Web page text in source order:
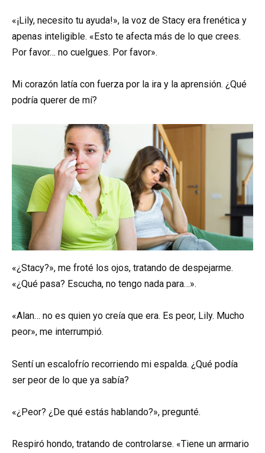
«¡Lily, necesito tu ayuda!», la voz de Stacy era frenética y
apenas inteligible. «Esto te afecta más de lo que crees.
Por favor… no cuelgues. Por favor».
Mi corazón latía con fuerza por la ira y la aprensión. ¿Qué
podría querer de mí?
«¿Stacy?», me froté los ojos, tratando de despejarme.
«¿Qué pasa? Escucha, no tengo nada para…».
«Alan… no es quien yo creía que era. Es peor, Lily. Mucho
peor», me interrumpió.
Sentí un escalofrío recorriendo mi espalda. ¿Qué podía
ser peor de lo que ya sabía?
«¿Peor? ¿De qué estás hablando?», pregunté.
Respiró hondo, tratando de controlarse. «Tiene un armario